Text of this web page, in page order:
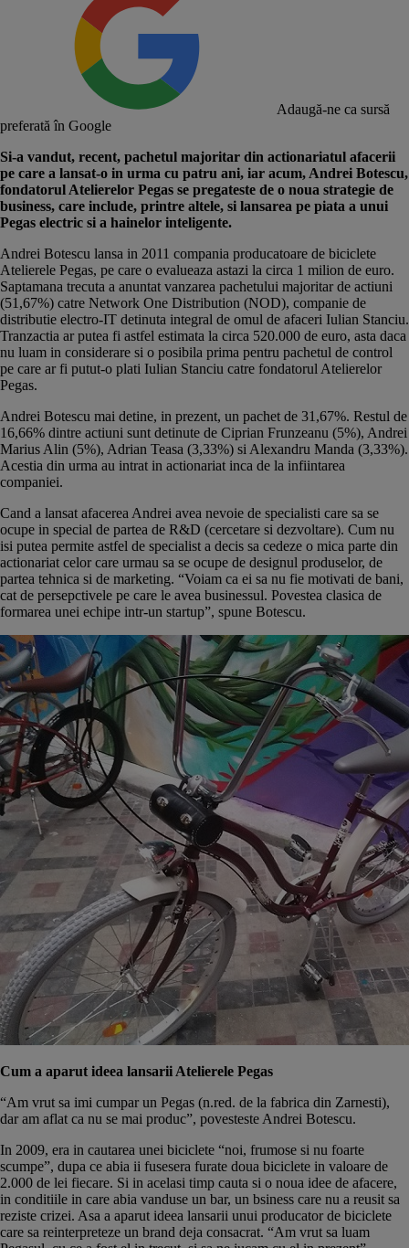
Adaugă-ne ca sursă
preferată în Google
Si-a vandut, recent, pachetul majoritar din actionariatul afacerii
pe care a lansat-o in urma cu patru ani, iar acum, Andrei Botescu,
fondatorul Atelierelor Pegas se pregateste de o noua strategie de
business, care include, printre altele, si lansarea pe piata a unui
Pegas electric si a hainelor inteligente.
Andrei Botescu lansa in 2011 compania producatoare de biciclete
Atelierele Pegas, pe care o evalueaza astazi la circa 1 milion de euro.
Saptamana trecuta a anuntat vanzarea pachetului majoritar de actiuni
(51,67%) catre Network One Distribution (NOD), companie de
distributie electro-IT detinuta integral de omul de afaceri Iulian Stanciu.
Tranzactia ar putea fi astfel estimata la circa 520.000 de euro, asta daca
nu luam in considerare si o posibila prima pentru pachetul de control
pe care ar fi putut-o plati Iulian Stanciu catre fondatorul Atelierelor
Pegas.
Andrei Botescu mai detine, in prezent, un pachet de 31,67%. Restul de
16,66% dintre actiuni sunt detinute de Ciprian Frunzeanu (5%), Andrei
Marius Alin (5%), Adrian Teasa (3,33%) si Alexandru Manda (3,33%).
Acestia din urma au intrat in actionariat inca de la infiintarea
companiei.
Cand a lansat afacerea Andrei avea nevoie de specialisti care sa se
ocupe in special de partea de R&D (cercetare si dezvoltare). Cum nu
isi putea permite astfel de specialist a decis sa cedeze o mica parte din
actionariat celor care urmau sa se ocupe de designul produselor, de
partea tehnica si de marketing. “Voiam ca ei sa nu fie motivati de bani,
cat de persepctivele pe care le avea businessul. Povestea clasica de
formarea unei echipe intr-un startup”, spune Botescu.
Cum a aparut ideea lansarii Atelierele Pegas
“Am vrut sa imi cumpar un Pegas (n.red. de la fabrica din Zarnesti),
dar am aflat ca nu se mai produc”, povesteste Andrei Botescu.
In 2009, era in cautarea unei biciclete “noi, frumose si nu foarte
scumpe”, dupa ce abia ii fusesera furate doua biciclete in valoare de
2.000 de lei fiecare. Si in acelasi timp cauta si o noua idee de afacere,
in conditiile in care abia vanduse un bar, un bsiness care nu a reusit sa
reziste crizei. Asa a aparut ideea lansarii unui producator de biciclete
care sa reinterpreteze un brand deja consacrat. “Am vrut sa luam